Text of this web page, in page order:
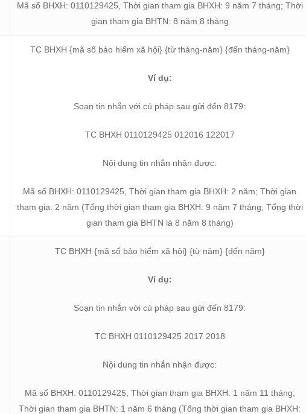
Mã số BHXH: 0110129425, Thời gian tham gia BHXH: 9 năm 7 tháng; Thời
gian tham gia BHTN: 8 năm 8 tháng
TC BHXH {mã số bảo hiểm xã hội} {từ tháng-năm} {đến tháng-năm}
Ví dụ:
Soạn tin nhắn với cú pháp sau gửi đến 8179:
TC BHXH 0110129425 012016 122017
Nội dung tin nhắn nhận được:
Mã số BHXH: 0110129425, Thời gian tham gia BHXH: 2 năm; Thời gian
tham gia: 2 năm (Tổng thời gian tham gia BHXH: 9 năm 7 tháng; Tổng thời
gian tham gia BHTN là 8 năm 8 tháng)
TC BHXH {mã số bảo hiểm xã hội} {từ năm} {đến năm}
Ví dụ:
Soạn tin nhắn với cú pháp sau gửi đến 8179:
TC BHXH 0110129425 2017 2018
Nội dung tin nhắn nhận được:
Mã số BHXH: 0110129425, Thời gian tham gia BHXH: 1 năm 11 tháng;
Thời gian tham gia BHTN: 1 năm 6 tháng (Tổng thời gian tham gia BHXH: